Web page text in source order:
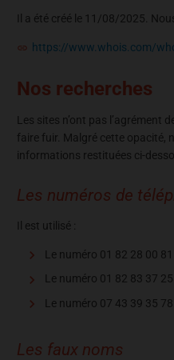
Il a été créé le 11/08/2025.
https://www.whois.com/
Nos recherches
Les sites n’ont pas l’agrément
faire fuir. Malgré cette opacité,
informations restituées ci-
Les numéros de
Il est utilisé :
Le numéro 01 82 28 00 81
Le numéro 01 82 83 37 25
Le numéro 07 43 39 35 78
Les faux noms